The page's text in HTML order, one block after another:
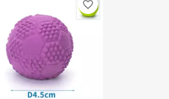
favorite_border